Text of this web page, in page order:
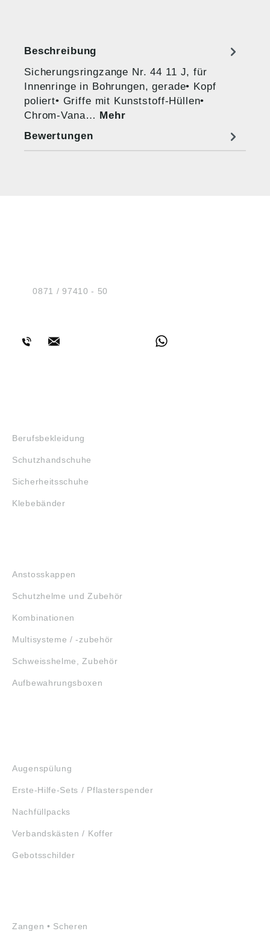
Beschreibung
Sicherungsringzange Nr. 44 11 J, für
Innenringe in Bohrungen, gerade• Kopf
poliert• Griffe mit Kunststoff-Hüllen•
Chrom-Vana… Mehr
Bewertungen
Tel.:0871 / 97410 - 50
Berufsbekleidung
Schutzhandschuhe
Sicherheitsschuhe
Klebebänder
Anstosskappen
Schutzhelme und Zubehör
Kombinationen
Multisysteme / -zubehör
Schweisshelme, Zubehör
Aufbewahrungsboxen
Augenspülung
Erste-Hilfe-Sets / Pflasterspender
Nachfüllpacks
Verbandskästen / Koffer
Gebotsschilder
Zangen • Scheren